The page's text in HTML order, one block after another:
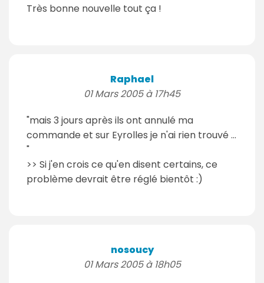
Très bonne nouvelle tout ça !
Raphael
01 Mars 2005 à 17h45
"mais 3 jours après ils ont annulé ma
commande et sur Eyrolles je n'ai rien trouvé ...
"
>> Si j'en crois ce qu'en disent certains, ce
problème devrait être réglé bientôt :)
nosoucy
01 Mars 2005 à 18h05